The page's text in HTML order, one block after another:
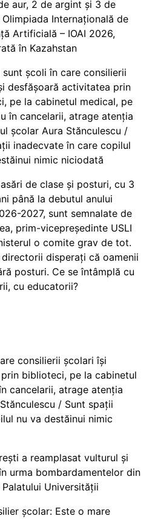
aur, 2 de argint și 3 de
Internațională de
Artificială – IOAI 2026,
în Kazahstan
sunt școli în care consilierii
desfășoară activitatea prin
pe la cabinetul medical, pe
în cancelarii, atrage atenția
școlar Aura Stănculescu /
inadecvate în care copilul
nimic niciodată
de clase și posturi, cu 3
până la debutul anului
2027, sunt semnalate de
prim-vicepreședinte USLI
o comite grav de tot.
directorii disperați că oamenii
posturi. Ce se întâmplă cu
cu educatorii?
consilierii școlari își
biblioteci, pe la cabinetul
cancelarii, atrage atenția
/ Sunt spații
nu va destăinui nimic
a reamplasat vulturul și
urma bombardamentelor din
Universității
școlar: Este o mare